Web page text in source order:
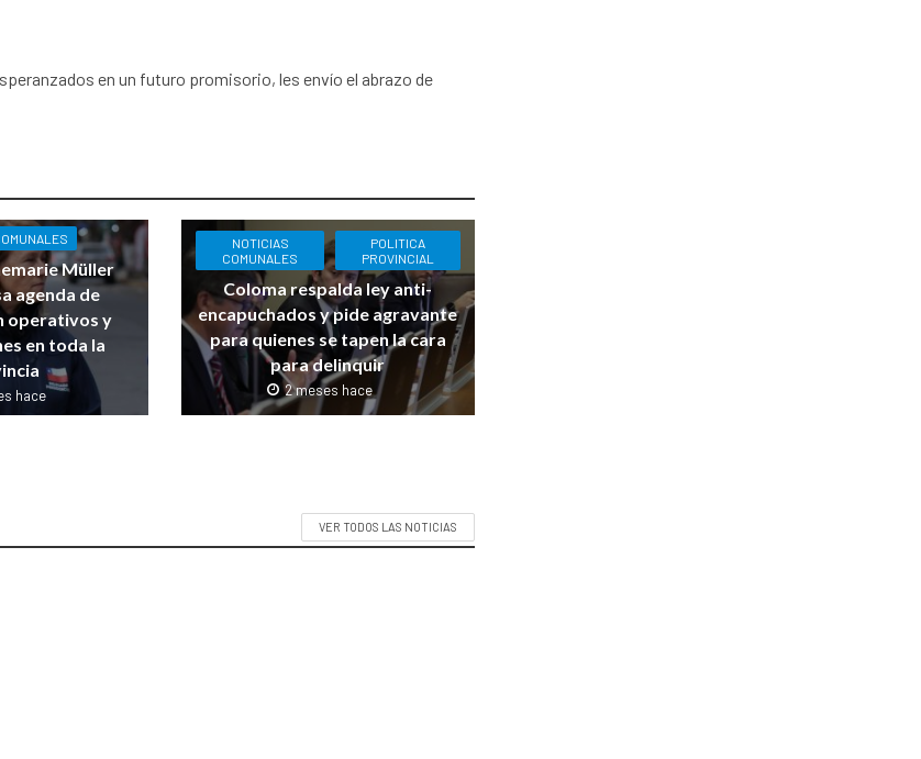
en un futuro promisorio, les envío el abrazo de
Müller
agenda de
operativos y
en toda la
hace
NOTICIAS
COMUNALES
POLITICA
PROVINCIAL
Coloma respalda ley anti-
encapuchados y pide agravante
para quienes se tapen la cara
para delinquir
2 meses hace
VER TODOS LAS NOTICIAS